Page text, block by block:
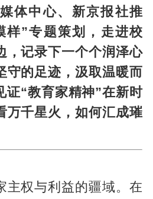
体中心、新京报社推
样”专题策划，走进校
，记录下一个个润泽心
守的足迹，汲取温暖而
证“教育家精神”在新时
万千星火，如何汇成璀
主权与利益的疆域。在